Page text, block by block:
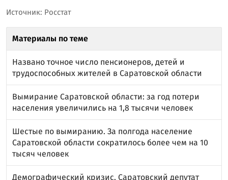
Источник: Росстат
Материалы по теме
Названо точное число пенсионеров, детей и
трудоспособных жителей в Саратовской области
Вымирание Саратовской области: за год потери
населения увеличились на 1,8 тысячи человек
Шестые по вымиранию. За полгода население
Саратовской области сократилось более чем на 10
тысяч человек
Демографический кризис. Саратовский депутат